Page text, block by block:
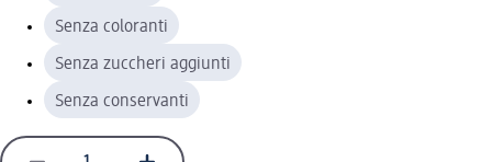
Senza coloranti
Senza zuccheri aggiunti
Senza conservanti